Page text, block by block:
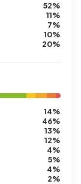
52%
11%
7%
10%
20%
14%
46%
13%
12%
4%
5%
4%
2%